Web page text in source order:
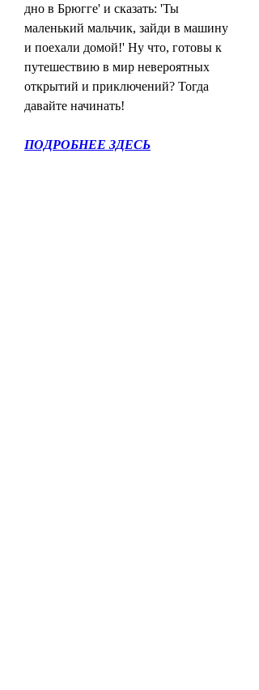
дно в Брюгге' и сказать: 'Ты
маленький мальчик, зайди в машину
и поехали домой!' Ну что, готовы к
путешествию в мир невероятных
открытий и приключений? Тогда
давайте начинать!
ПОДРОБНЕЕ ЗДЕСЬ